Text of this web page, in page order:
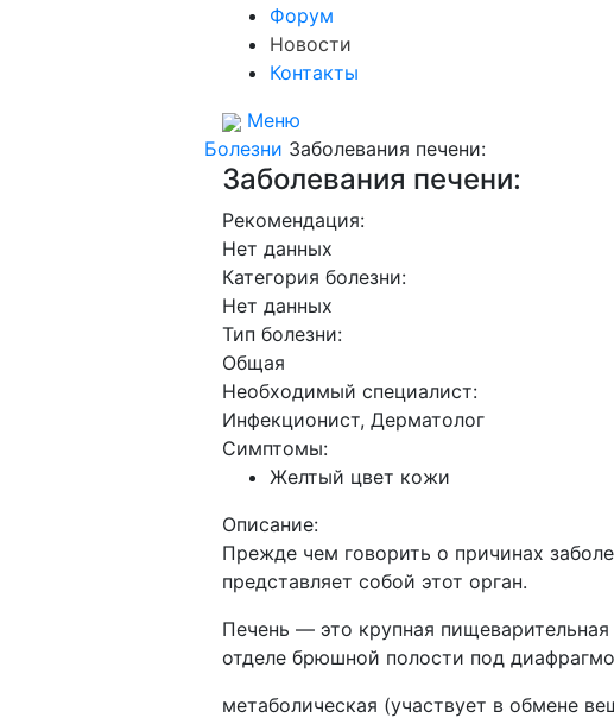
Форум
Новости
Контакты
Меню
Болезни Заболевания печени:
Заболевания печени:
Рекомендация:
Нет данных
Категория болезни:
Нет данных
Тип болезни:
Общая
Необходимый специалист:
Инфекционист, Дерматолог
Симптомы:
Желтый цвет кожи
Описание:
Прежде чем говорить о причинах
представляет собой этот орган.
Печень — это крупная
отделе брюшной полости под
метаболическая (участвует в обмене